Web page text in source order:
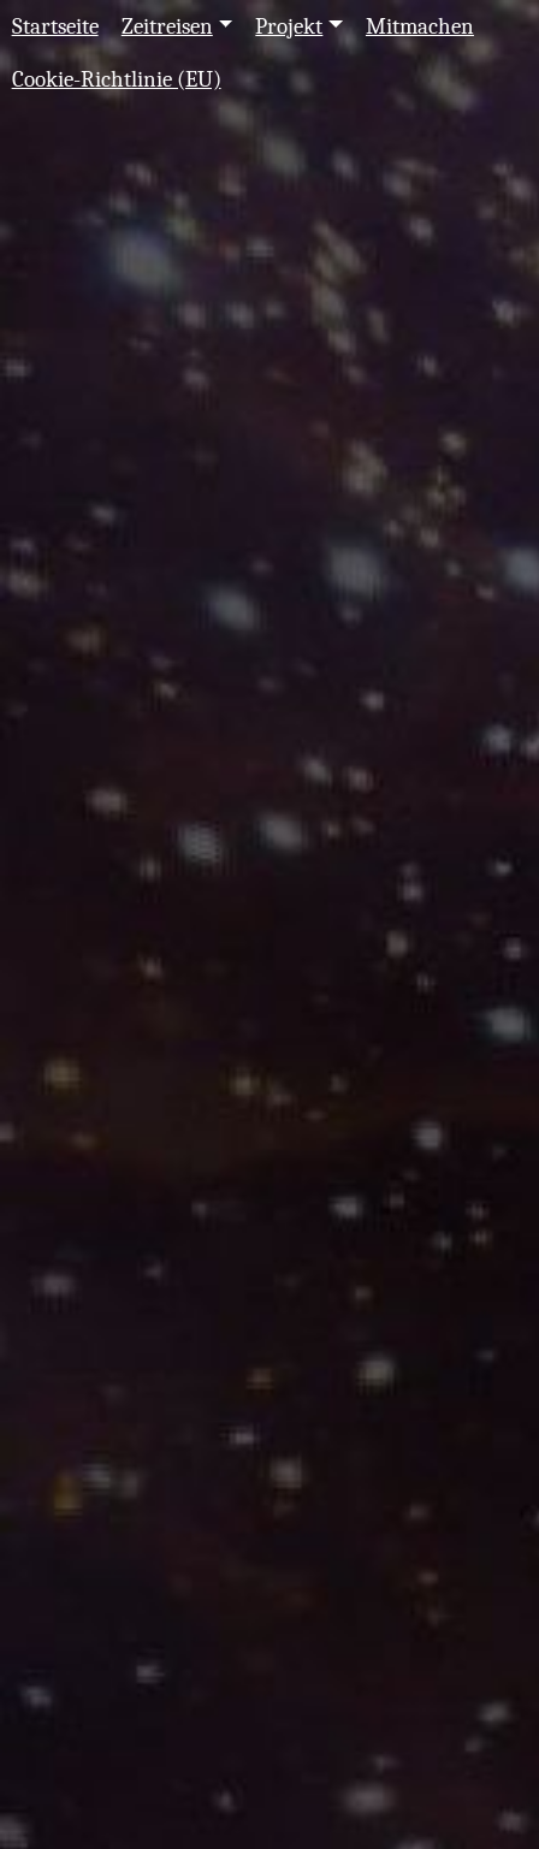
Startseite Zeitreisen Projekt
Mitmachen
Cookie-Richtlinie (EU)